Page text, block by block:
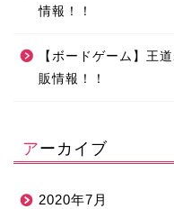
情報！！
【ボードゲーム】王
販情報！！
アーカイブ
2020年7月